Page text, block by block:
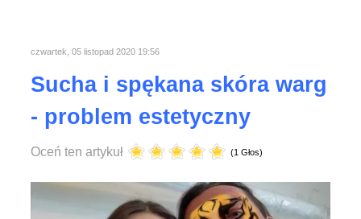
czwartek, 05 listopad 2020 19:56
Sucha i spękana skóra warg
- problem estetyczny
Oceń ten artykuł (1 Głos)